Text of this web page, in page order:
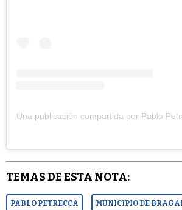
TEMAS DE ESTA NOTA:
PABLO PETRECCA MUNICIPIO DE